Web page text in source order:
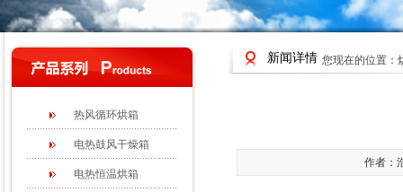
热风循环烘箱
电热鼓风干燥箱
电热恒温烘箱
新闻详情 您现在的位置：
作者：